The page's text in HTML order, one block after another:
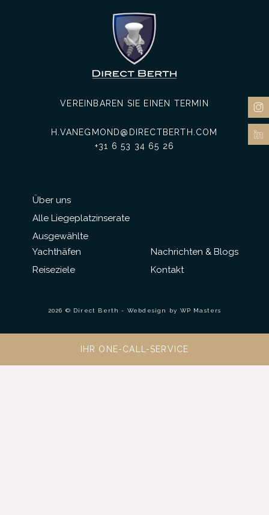
Über uns
Alle Liegeplatzinserate
Ausgewählte
Yachthäfen
Reiseziele
VEREINBAREN SIE EINEN TERMIN
H.VANEGMOND@DIRECTBERTH.COM
+31 6 53 34 65 26
Nachrichten & Blogs
Kontakt
2026 © Direct Berth - Webdesign by WP Masters
IHR ONE-CALL-SERVICE